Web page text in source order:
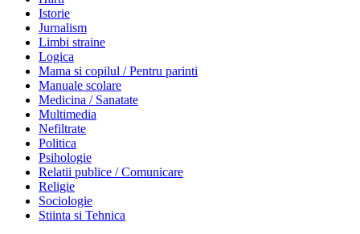
Istorie
Jurnalism
Limbi straine
Logica
Mama si copilul / Pentru parinti
Manuale scolare
Medicina / Sanatate
Multimedia
Nefiltrate
Politica
Psihologie
Relatii publice / Comunicare
Religie
Sociologie
Stiinta si Tehnica